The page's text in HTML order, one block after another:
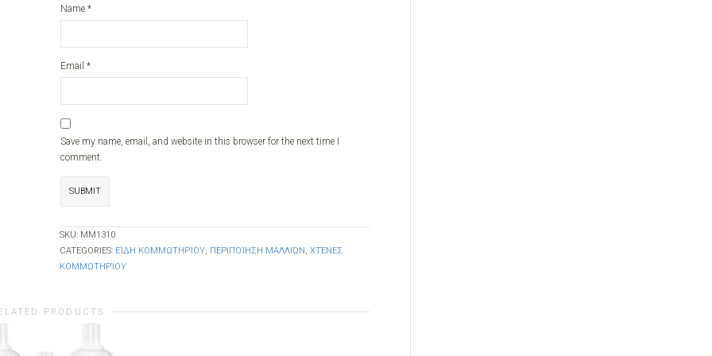
Name *
Email *
Save my name, email, and website in this browser for the next time I
comment.
SKU: ΜΜ1310
CATEGORIES: ΕΊΔΗ ΚΟΜΜΩΤΗΡΊΟΥ, ΠΕΡΙΠΟΊΗΣΗ ΜΑΛΛΙΏΝ , ΧΤΈΝΕΣ
ΚΟΜΜΩΤΗΡΊΟΥ
PRODUCTS